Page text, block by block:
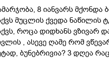
8 იანვარს
მუცლის ქვედა
როცა დიდხანს ვზივარ
, ასევე ღამე რომ
ბუნებრივია? 3 დღეა